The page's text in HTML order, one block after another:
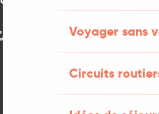
Voyager sans
Circuits